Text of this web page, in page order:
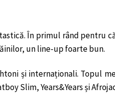
În primul rând pentru
un line-up foarte bun.
și internaționali. Topul
Slim, Years&Years și